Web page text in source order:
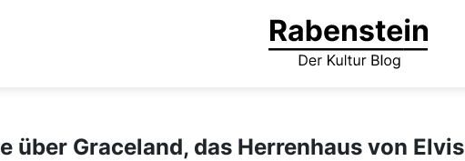
über Graceland, das Herrenhaus von Elvis